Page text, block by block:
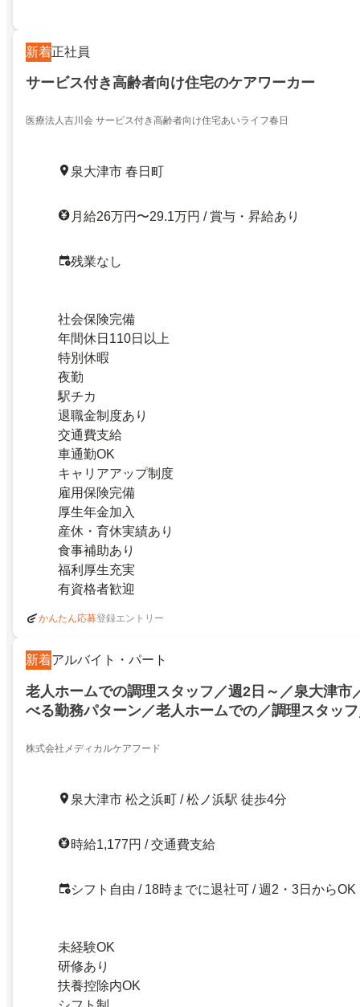
新着正社員
サービス付き高齢者向け住宅のケアワーカー
医療法人吉川会 サービス付き高齢者向け住宅あいライフ春日
泉大津市 春日町
月給26万円〜29.1万円 / 賞与・昇給あり
残業なし
社会保険完備
年間休日110日以上
特別休暇
夜勤
駅チカ
退職金制度あり
交通費支給
車通勤OK
キャリアアップ制度
雇用保険完備
厚生年金加入
産休・育休実績あり
食事補助あり
福利厚生充実
有資格者歓迎
かんたん応募登録エントリー
新着アルバイト・パート
老人ホームでの調理スタッフ／週2日～／泉大津市
べる勤務パターン／老人ホームでの／調理スタッ
株式会社メディカルケアフード
泉大津市 松之浜町 / 松ノ浜駅 徒歩4分
時給1,177円 / 交通費支給
シフト自由 / 18時までに退社可 / 週2・3日からOK
未経験OK
研修あり
扶養控除内OK